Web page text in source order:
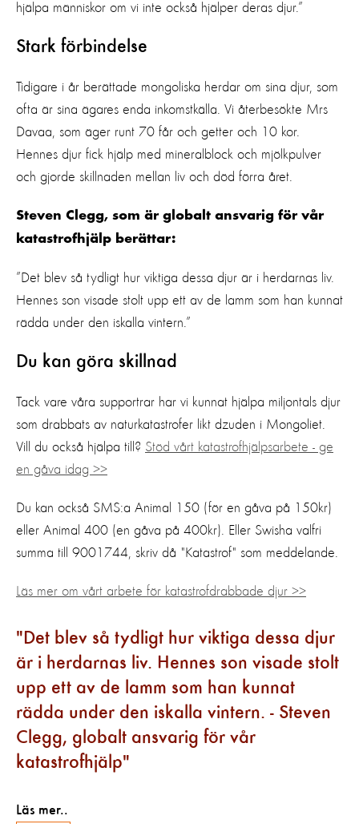
hjälpa människor om vi inte också hjälper deras djur.”
Stark förbindelse
Tidigare i år berättade mongoliska herdar om sina djur, som
ofta är sina ägares enda inkomstkälla. Vi återbesökte Mrs
Davaa, som äger runt 70 får och getter och 10 kor.
Hennes djur fick hjälp med mineralblock och mjölkpulver
och gjorde skillnaden mellan liv och död förra året.
Steven Clegg, som är globalt ansvarig för vår
katastrofhjälp berättar:
”Det blev så tydligt hur viktiga dessa djur är i herdarnas liv.
Hennes son visade stolt upp ett av de lamm som han kunnat
rädda under den iskalla vintern.”
Du kan göra skillnad
Tack vare våra supportrar har vi kunnat hjälpa miljontals djur
som drabbats av naturkatastrofer likt dzuden i Mongoliet.
Vill du också hjälpa till? Stöd vårt katastrofhjälpsarbete - ge
en gåva idag >>
Du kan också SMS:a Animal 150 (för en gåva på 150kr)
eller Animal 400 (en gåva på 400kr). Eller Swisha valfri
summa till 9001744, skriv då "Katastrof" som meddelande.
Läs mer om vårt arbete för katastrofdrabbade djur >>
Det blev så tydligt hur viktiga dessa djur
är i herdarnas liv. Hennes son visade stolt
upp ett av de lamm som han kunnat
rädda under den iskalla vintern. - Steven
Clegg, globalt ansvarig för vår
katastrofhjälp
Läs mer..